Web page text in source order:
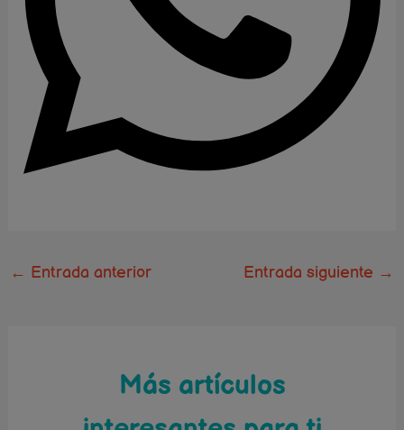
← Entrada anterior Entrada siguiente →
Más artículos